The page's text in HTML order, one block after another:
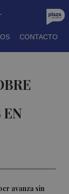
CONTACTO
avanza sin